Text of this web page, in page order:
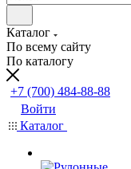
Каталог
По всему сайту
По каталогу
+7 (700) 484-88-88
Войти
Каталог